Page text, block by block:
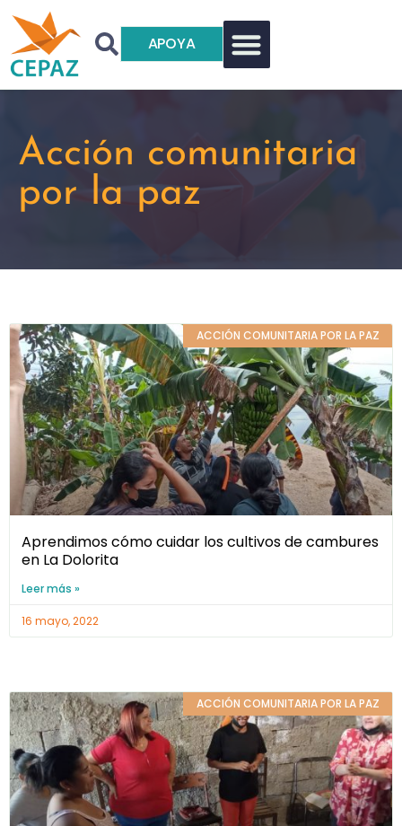
APOYA
Acción comunitaria
por la paz
ACCIÓN COMUNITARIA POR LA PAZ
Aprendimos cómo cuidar los cultivos de cambures
en La Dolorita
Leer más »
16 mayo, 2022
ACCIÓN COMUNITARIA POR LA PAZ